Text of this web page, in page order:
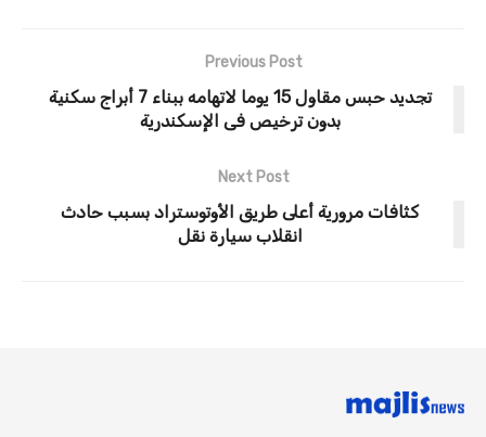
Previous Post
تجديد حبس مقاول 15 يوما لاتهامه ببناء 7 أبراج سكنية
بدون ترخيص فى الإسكندرية
Next Post
كثافات مرورية أعلى طريق الأوتوستراد بسبب حادث
انقلاب سيارة نقل